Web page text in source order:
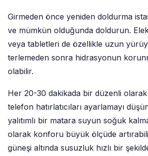
Girmeden önce yeniden doldurma
ve mümkün olduğunda doldurun.
veya tabletleri de özellikle uzun
terlemeden sonra hidrasyonun
olabilir.
Her 20-30 dakikada bir düzenli
telefon hatırlatıcıları ayarlamayı
yalıtımlı bir matara suyun soğuk
olarak konforu büyük ölçüde
güneşi altında susuzluk hızlı bir